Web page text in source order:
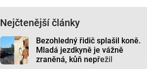
Nejčtenější články
Bezohledný řidič splašil koně.
Mladá jezdkyně je vážně
zraněná, kůň nepřežil